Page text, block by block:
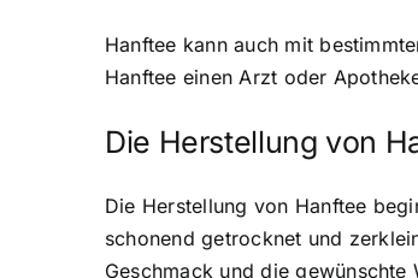
Hanftee kann auch mit
Hanftee einen Arzt oder
Die Herstellung von
Die Herstellung von Hanftee
schonend getrocknet und
Geschmack und die gewünschte